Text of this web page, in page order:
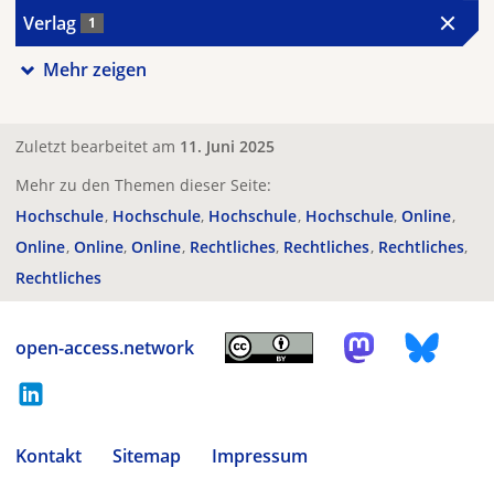
Verlag 1
Mehr zeigen
Zuletzt bearbeitet am 11. Juni 2025
Mehr zu den Themen dieser Seite:
Hochschule Hochschule Hochschule Hochschule Online
Online Online Online Rechtliches Rechtliches Rechtliches
Rechtliches
open-access.network
Kontakt Sitemap
Impressum